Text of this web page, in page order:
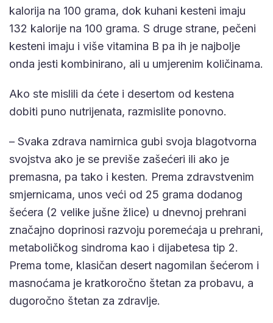
kalorija na 100 grama, dok kuhani kesteni imaju
132 kalorije na 100 grama. S druge strane, pečeni
kesteni imaju i više vitamina B pa ih je najbolje
onda jesti kombinirano, ali u umjerenim količinama.
Ako ste mislili da ćete i desertom od kestena
dobiti puno nutrijenata, razmislite ponovno.
– Svaka zdrava namirnica gubi svoja blagotvorna
svojstva ako je se previše zašećeri ili ako je
premasna, pa tako i kesten. Prema zdravstvenim
smjernicama, unos veći od 25 grama dodanog
šećera (2 velike jušne žlice) u dnevnoj prehrani
značajno doprinosi razvoju poremećaja u prehrani,
metaboličkog sindroma kao i dijabetesa tip 2.
Prema tome, klasičan desert nagomilan šećerom i
masnoćama je kratkoročno štetan za probavu, a
dugoročno štetan za zdravlje.